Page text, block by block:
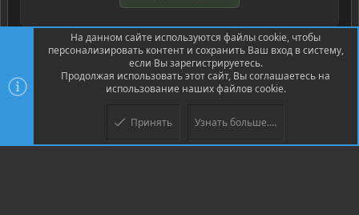
Community platform by XenForo ® © 2010-2026 XenForo Ltd.
© Jason Axelrod of 8WAYRUN
На данном сайте используются файлы cookie, чтобы
персонализировать контент и сохранить Ваш вход в систему,
если Вы зарегистрируетесь.
Продолжая использовать этот сайт, Вы соглашаетесь на
использование наших файлов cookie.
Принять Узнать больше....